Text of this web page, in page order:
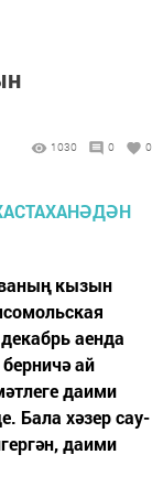
1030 0 0
кызын
аенда
ай
даими
Бала хәзер сау-
даими